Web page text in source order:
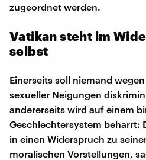
zugeordnet werden.
Vatikan steht im
selbst
Einerseits soll niemand
sexueller Neigungen
andererseits wird auf einem
Geschlechtersystem beharrt:
in einen Widerspruch zu
moralischen Vorstellungen,